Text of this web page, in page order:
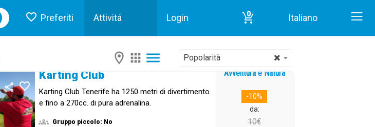
Preferiti Attivitá Login 0 Italiano
Inizio Avventura e Natura in Tenerife
×
Popolarità
Karting Club
Karting Club Tenerife ha 1250 metri di divertimento
e fino a 270cc. di pura adrenalina.
Gruppo piccolo: No
Avventura e Natura
-10%
da:
10€